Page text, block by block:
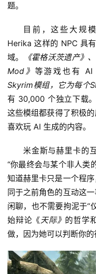
题。
目前，这些大规
Herika 这样的 NPC 具
域。
《霍格沃茨遗产》
Mod》 等游戏也有 AI
Skyrim模组，它为每个
有 30,000 个独立下载
这些模组都获得了积极
喜欢玩 AI 生成的内容。
米金斯与赫里卡的
“你最终会与某个非人类
知道赫里卡只是一个程
同于之前角色的互动这
闲聊，也不需要拘泥于“
始辩论《天际》 的哲学
做，因为她可以判断你的